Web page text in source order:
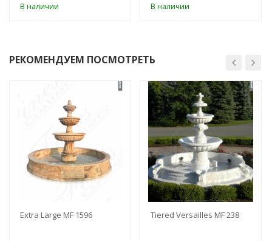
В наличии В наличии
РЕКОМЕНДУЕМ ПОСМОТРЕТЬ
Extra Large MF 1596 Tiered Versailles MF 238